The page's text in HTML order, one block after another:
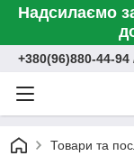
Надсилаємо
+380(96)880-44-
Товари та